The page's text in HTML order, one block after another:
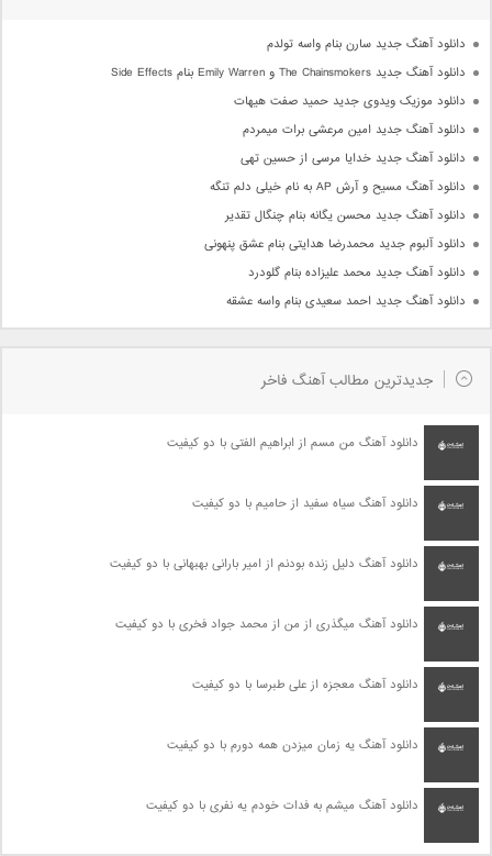
دانلود آهنگ جدید سارن بنام واسه تولدم
دانلود آهنگ جدید The Chainsmokers و Emily Warren بنام Side Effects
دانلود موزیک ویدوی جدید حمید صفت هیهات
دانلود آهنگ جدید امین مرعشی برات میمردم
دانلود آهنگ جدید خدایا مرسی از حسین تهی
دانلود آهنگ مسیح و آرش AP به نام خیلی دلم تنگه
دانلود آهنگ جدید محسن یگانه بنام چنگال تقدیر
دانلود آلبوم جدید محمدرضا هدایتی بنام عشق پنهونی
دانلود آهنگ جدید محمد علیزاده بنام گلودرد
دانلود آهنگ جدید احمد سعیدی بنام واسه عشقه
جدیدترین مطالب آهنگ فاخر
دانلود آهنگ من مسم از ابراهیم الفتی با دو کیفیت
دانلود آهنگ سیاه سفید از حامیم با دو کیفیت
دانلود آهنگ دلیل زنده بودنم از امیر بارانی بهبهانی با دو کیفیت
دانلود آهنگ میگذری از من از محمد جواد فخری با دو کیفیت
دانلود آهنگ معجزه از علی طبرسا با دو کیفیت
دانلود آهنگ یه زمان میزدن همه دورم با دو کیفیت
دانلود آهنگ میشم به فدات خودم یه نفری با دو کیفیت